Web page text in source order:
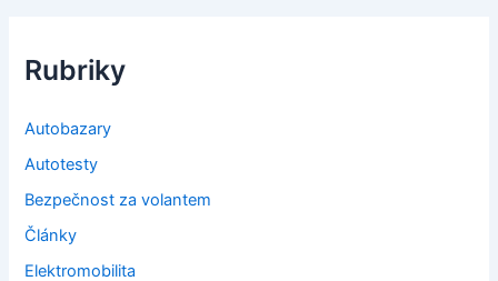
Rubriky
Autobazary
Autotesty
Bezpečnost za volantem
Články
Elektromobilita